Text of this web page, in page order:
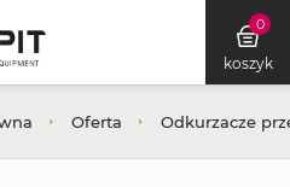
0
koszyk
Oferta Odkurzacze